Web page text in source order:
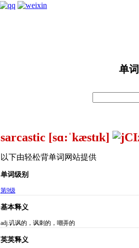
单
sarcastic [sɑ:ˈkæstɪk]
以下由轻松背单词网站提供
单词级别
第9级
基本释义
adj.讥讽的，讽刺的，嘲弄的
英英释义